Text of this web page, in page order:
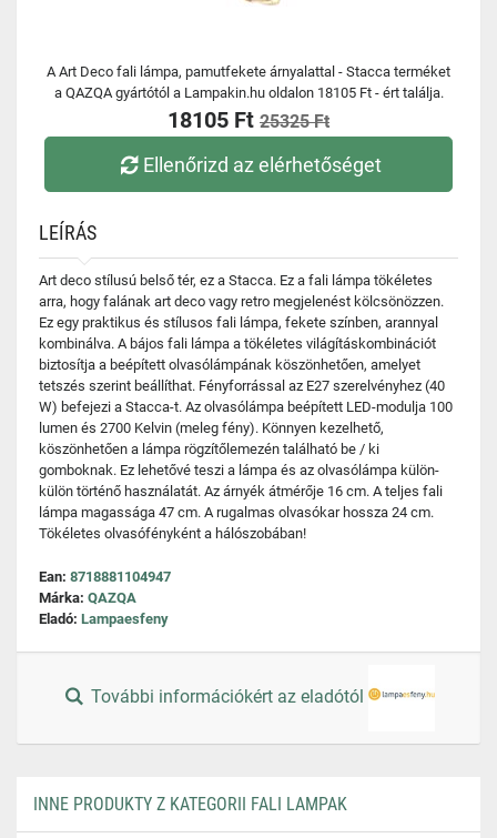
A Art Deco fali lámpa, pamutfekete árnyalattal - Stacca terméket
a QAZQA gyártótól a Lampakin.hu oldalon 18105 Ft - ért találja.
18105 Ft 25325 Ft
Ellenőrizd az elérhetőséget
LEÍRÁS
Art deco stílusú belső tér, ez a Stacca. Ez a fali lámpa tökéletes
arra, hogy falának art deco vagy retro megjelenést kölcsönözzen.
Ez egy praktikus és stílusos fali lámpa, fekete színben, arannyal
kombinálva. A bájos fali lámpa a tökéletes világításkombinációt
biztosítja a beépített olvasólámpának köszönhetően, amelyet
tetszés szerint beállíthat. Fényforrással az E27 szerelvényhez (40
W) befejezi a Stacca-t. Az olvasólámpa beépített LED-modulja 100
lumen és 2700 Kelvin (meleg fény). Könnyen kezelhető,
köszönhetően a lámpa rögzítőlemezén található be / ki
gomboknak. Ez lehetővé teszi a lámpa és az olvasólámpa külön-
külön történő használatát. Az árnyék átmérője 16 cm. A teljes fali
lámpa magassága 47 cm. A rugalmas olvasókar hossza 24 cm.
Tökéletes olvasófényként a hálószobában!
Ean: 8718881104947
Márka: QAZQA
Eladó: Lampaesfeny
További információkért az eladótól
INNE PRODUKTY Z KATEGORII FALI LAMPAK